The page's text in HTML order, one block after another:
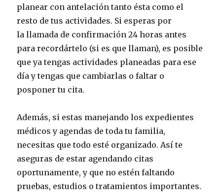
planear con antelación tanto ésta como el
resto de tus actividades. Si esperas por
la llamada de confirmación 24 horas antes
para recordártelo (si es que llaman), es posible
que ya tengas actividades planeadas para ese
día y tengas que cambiarlas o faltar o
posponer tu cita.
Además, si estas manejando los expedientes
médicos y agendas de toda tu familia,
necesitas que todo esté organizado. Así te
aseguras de estar agendando citas
oportunamente, y que no estén faltando
pruebas, estudios o tratamientos importantes.